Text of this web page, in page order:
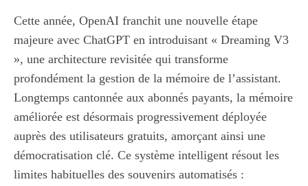
Cette année, OpenAI franchit une nouvelle étape
majeure avec ChatGPT en introduisant « Dreaming V3
», une architecture revisitée qui transforme
profondément la gestion de la mémoire de l’assistant.
Longtemps cantonnée aux abonnés payants, la mémoire
améliorée est désormais progressivement déployée
auprès des utilisateurs gratuits, amorçant ainsi une
démocratisation clé. Ce système intelligent résout les
limites habituelles des souvenirs automatisés :